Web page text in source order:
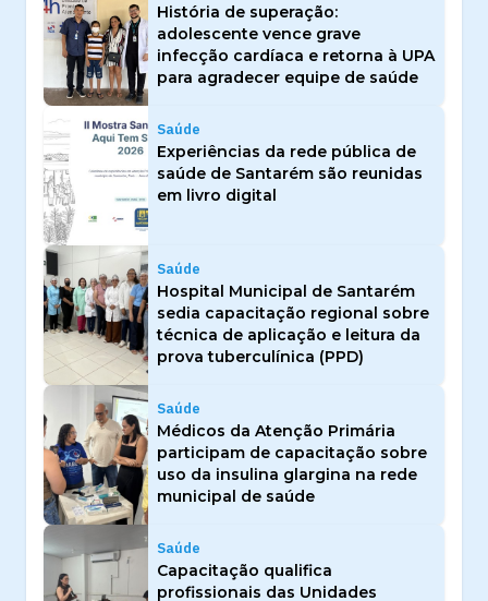
História de superação:
adolescente vence grave
infecção cardíaca e retorna à UPA
para agradecer equipe de saúde
Saúde
Experiências da rede pública de
saúde de Santarém são reunidas
em livro digital
Saúde
Hospital Municipal de Santarém
sedia capacitação regional sobre
técnica de aplicação e leitura da
prova tuberculínica (PPD)
Saúde
Médicos da Atenção Primária
participam de capacitação sobre
uso da insulina glargina na rede
municipal de saúde
Saúde
Capacitação qualifica
profissionais das Unidades